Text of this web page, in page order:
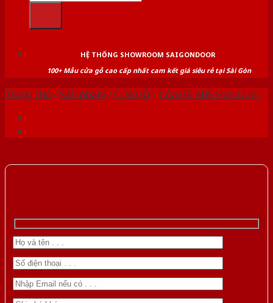
kiếm:
HỆ THỐNG SHOWROOM SAIGONDOOR
100+ Mẫu cửa gỗ cao cấp nhất cam kết giá siêu rẻ tại Sài Gòn
Trang chủ /Sản phẩm /CỬA GỖ /Cửa Gỗ ABS Hàn Quốc